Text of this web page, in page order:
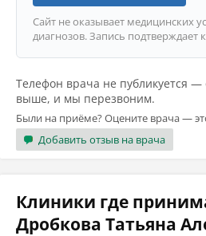
Сайт не оказывает медицинских
диагнозов. Запись подтверждает
Телефон врача не публикуется —
выше, и мы перезвоним.
Были на приёме? Оцените врача —
Добавить отзыв на врача
Клиники где
Дробкова Татьяна